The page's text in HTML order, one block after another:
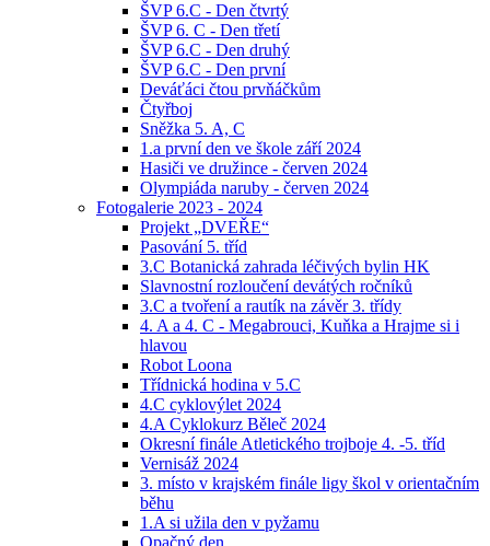
ŠVP 6.C - Den čtvrtý
ŠVP 6. C - Den třetí
ŠVP 6.C - Den druhý
ŠVP 6.C - Den první
Deváťáci čtou prvňáčkům
Čtyřboj
Sněžka 5. A, C
1.a první den ve škole září 2024
Hasiči ve družince - červen 2024
Olympiáda naruby - červen 2024
Fotogalerie 2023 - 2024
Projekt „DVEŘE“
Pasování 5. tříd
3.C Botanická zahrada léčivých bylin HK
Slavnostní rozloučení devátých ročníků
3.C a tvoření a rautík na závěr 3. třídy
4. A a 4. C - Megabrouci, Kuňka a Hrajme si i
hlavou
Robot Loona
Třídnická hodina v 5.C
4.C cyklovýlet 2024
4.A Cyklokurz Běleč 2024
Okresní finále Atletického trojboje 4. -5. tříd
Vernisáž 2024
3. místo v krajském finále ligy škol v orientačním
běhu
1.A si užila den v pyžamu